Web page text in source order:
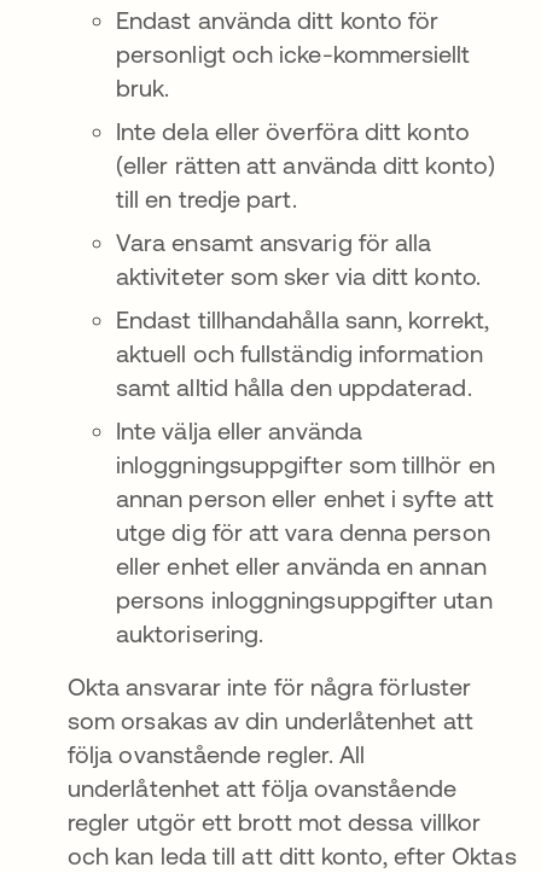
Endast använda ditt konto för
personligt och icke-kommersiellt
bruk.
Inte dela eller överföra ditt konto
(eller rätten att använda ditt konto)
till en tredje part.
Vara ensamt ansvarig för alla
aktiviteter som sker via ditt konto.
Endast tillhandahålla sann, korrekt,
aktuell och fullständig information
samt alltid hålla den uppdaterad.
Inte välja eller använda
inloggningsuppgifter som tillhör en
annan person eller enhet i syfte att
utge dig för att vara denna person
eller enhet eller använda en annan
persons inloggningsuppgifter utan
auktorisering.
Okta ansvarar inte för några förluster
som orsakas av din underlåtenhet att
följa ovanstående regler. All
underlåtenhet att följa ovanstående
regler utgör ett brott mot dessa villkor
och kan leda till att ditt konto, efter Oktas